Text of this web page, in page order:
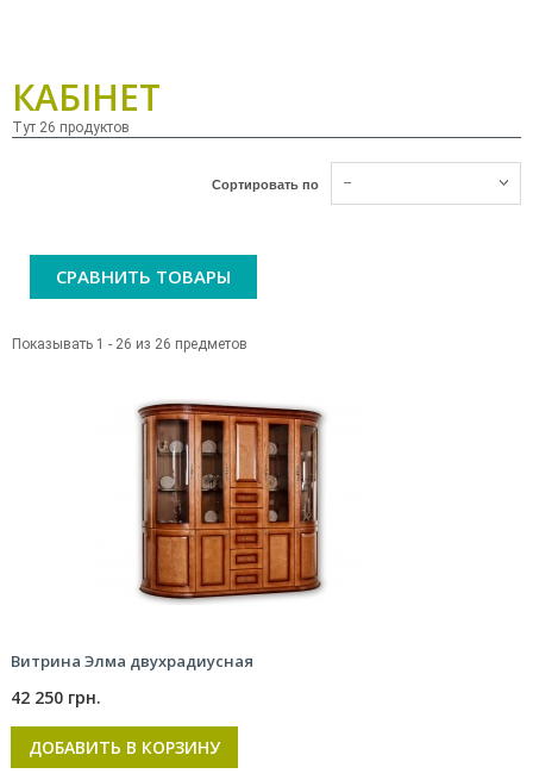
КАБІНЕТ
Тут 26 продуктов
Сортировать по --
СРАВНИТЬ ТОВАРЫ
Показывать 1 - 26 из 26 предметов
Витрина Элма двухрадиусная
42 250 грн.
ДОБАВИТЬ В КОРЗИНУ